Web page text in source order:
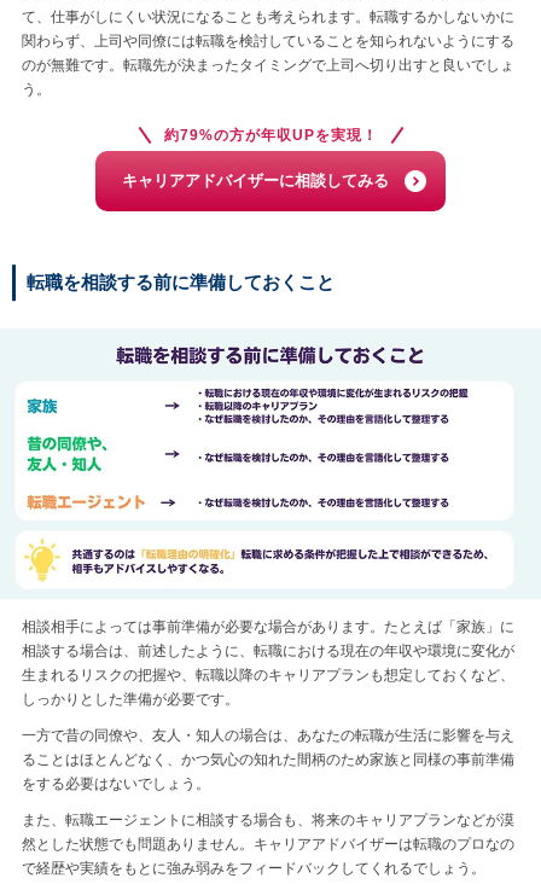
て、仕事がしにくい状況になることも考えられます。転職するかしないかに
関わらず、上司や同僚には転職を検討していることを知られないようにする
のが無難です。転職先が決まったタイミングで上司へ切り出すと良いでしょ
う。
約79%の方が年収UPを実現！
キャリアアドバイザーに相談してみる
転職を相談する前に準備しておくこと
相談相手によっては事前準備が必要な場合があります。たとえば「家族」に
相談する場合は、前述したように、転職における現在の年収や環境に変化が
生まれるリスクの把握や、転職以降のキャリアプランも想定しておくなど、
しっかりとした準備が必要です。
一方で昔の同僚や、友人・知人の場合は、あなたの転職が生活に影響を与え
ることはほとんどなく、かつ気心の知れた間柄のため家族と同様の事前準備
をする必要はないでしょう。
また、転職エージェントに相談する場合も、将来のキャリアプランなどが漠
然とした状態でも問題ありません。キャリアアドバイザーは転職のプロなの
で経歴や実績をもとに強み弱みをフィードバックしてくれるでしょう。